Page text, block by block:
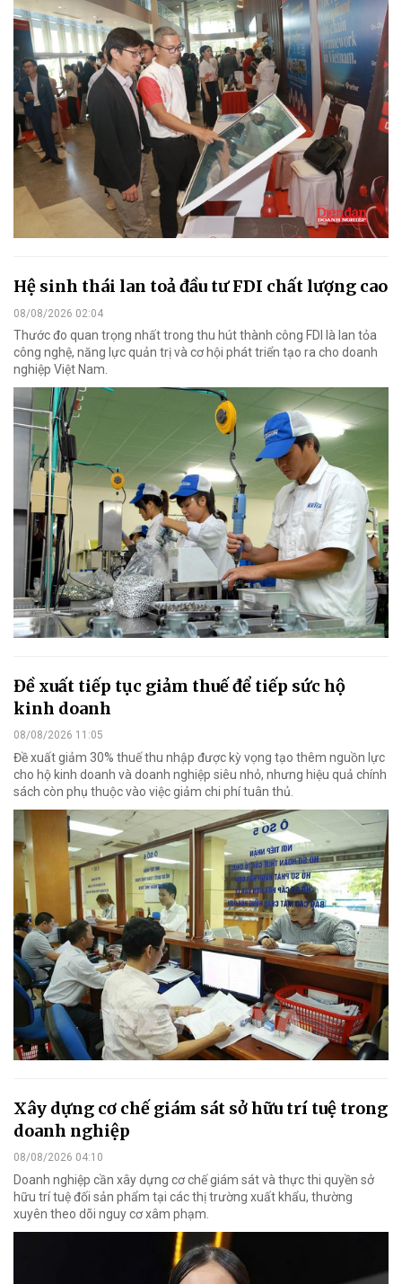
Hệ sinh thái lan toả đầu tư FDI chất lượng cao
08/08/2026 02:04
Thước đo quan trọng nhất trong thu hút thành công FDI là lan tỏa
công nghệ, năng lực quản trị và cơ hội phát triển tạo ra cho doanh
nghiệp Việt Nam.
Đề xuất tiếp tục giảm thuế để tiếp sức hộ
kinh doanh
08/08/2026 11:05
Đề xuất giảm 30% thuế thu nhập được kỳ vọng tạo thêm nguồn lực
cho hộ kinh doanh và doanh nghiệp siêu nhỏ, nhưng hiệu quả chính
sách còn phụ thuộc vào việc giảm chi phí tuân thủ.
Xây dựng cơ chế giám sát sở hữu trí tuệ trong
doanh nghiệp
08/08/2026 04:10
Doanh nghiệp cần xây dựng cơ chế giám sát và thực thi quyền sở
hữu trí tuệ đối sản phẩm tại các thị trường xuất khẩu, thường
xuyên theo dõi nguy cơ xâm phạm.